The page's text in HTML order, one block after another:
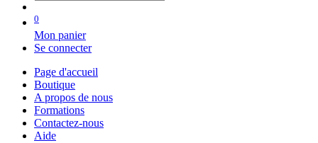
0
Mon panier
Se connecter
Page d'accueil
Boutique
A propos de nous
Formations
Contactez-nous
Aide